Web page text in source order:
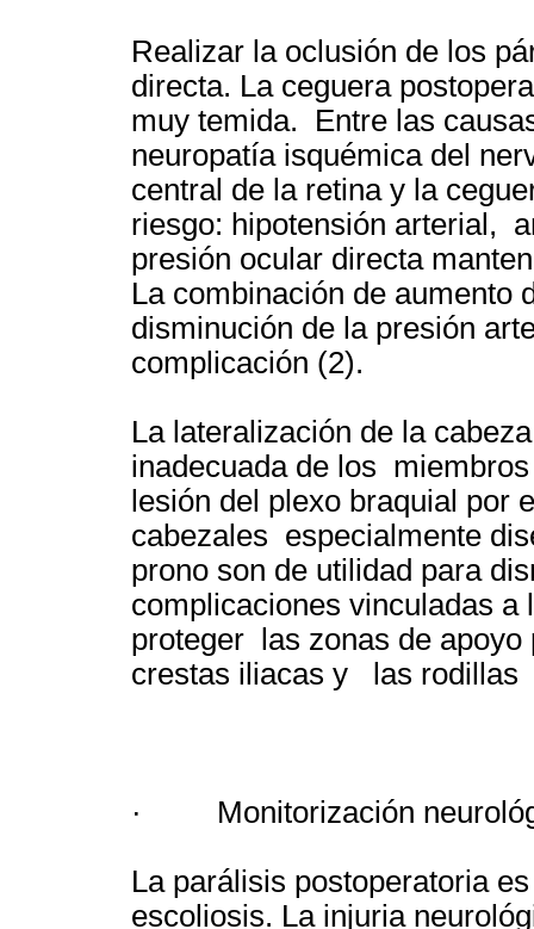
Realizar la oclusión de los
directa. La ceguera
muy temida. Entre las
neuropatía isquémica del
central de la retina y la
riesgo: hipotensión arterial,
presión ocular directa
La combinación de aumento
disminución de la presión
complicación (2).
La lateralización de la
inadecuada de los
lesión del plexo braquial
cabezales especialmente
prono son de utilidad para
complicaciones vinculadas
proteger las zonas de
crestas iliacas y las rodillas
· Monitorización
La parálisis postoperatoria
escoliosis. La injuria